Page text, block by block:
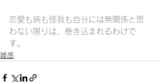
恋愛も病も怪我も自分には無関係と思
わない限りは、巻き込まれるわけで
す。
雑感